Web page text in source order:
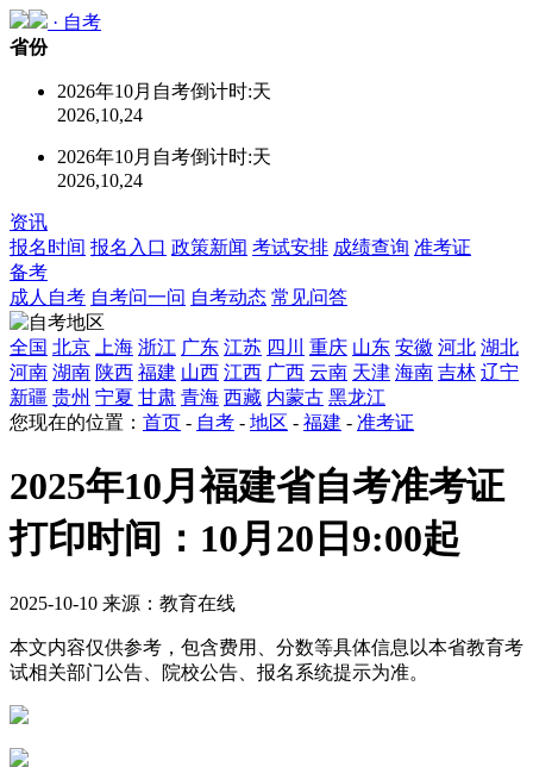
· 自考
省份
2026年10月自考倒计时:天
2026,10,24
2026年10月自考倒计时:天
2026,10,24
资讯
报名时间 报名入口 政策新闻 考试安排 成绩查询 准考证
备考
成人自考 自考问一问 自考动态 常见问答
全国 北京 上海 浙江 广东 江苏 四川 重庆 山东 安徽 河北 湖北
河南 湖南 陕西 福建 山西 江西 广西 云南 天津 海南 吉林 辽宁
新疆 贵州 宁夏 甘肃 青海 西藏 内蒙古 黑龙江
您现在的位置： 首页 - 自考 - 地区 - 福建 - 准考证
2025年10月福建省自考准考证
打印时间：10月20日9:00起
2025-10-10 来源：教育在线
本文内容仅供参考，包含费用、分数等具体信息以本省教育考
试相关部门公告、院校公告、报名系统提示为准。